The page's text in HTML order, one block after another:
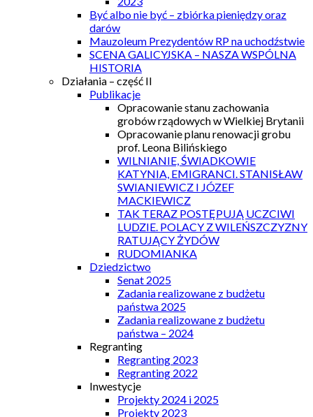
Być albo nie być – zbiórka pieniędzy oraz
darów
Mauzoleum Prezydentów RP na uchodźstwie
SCENA GALICYJSKA – NASZA WSPÓLNA
HISTORIA
Działania – część II
Publikacje
Opracowanie stanu zachowania
grobów rządowych w Wielkiej Brytanii
Opracowanie planu renowacji grobu
prof. Leona Bilińskiego
WILNIANIE, ŚWIADKOWIE
KATYNIA, EMIGRANCI. STANISŁAW
SWIANIEWICZ I JÓZEF
MACKIEWICZ
TAK TERAZ POSTĘPUJĄ UCZCIWI
LUDZIE. POLACY Z WILEŃSZCZYZNY
RATUJĄCY ŻYDÓW
RUDOMIANKA
Dziedzictwo
Senat 2025
Zadania realizowane z budżetu
państwa 2025
Zadania realizowane z budżetu
państwa – 2024
Regranting
Regranting 2023
Regranting 2022
Inwestycje
Projekty 2024 i 2025
Projekty 2023